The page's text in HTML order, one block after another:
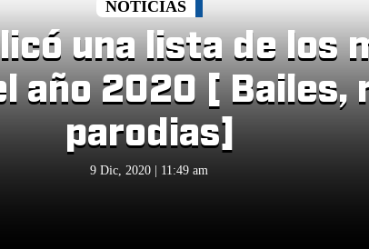
NOTICIAS
una lista de los
año 2020 [ Bailes,
parodias]
9 Dic, 2020 | 11:49 am